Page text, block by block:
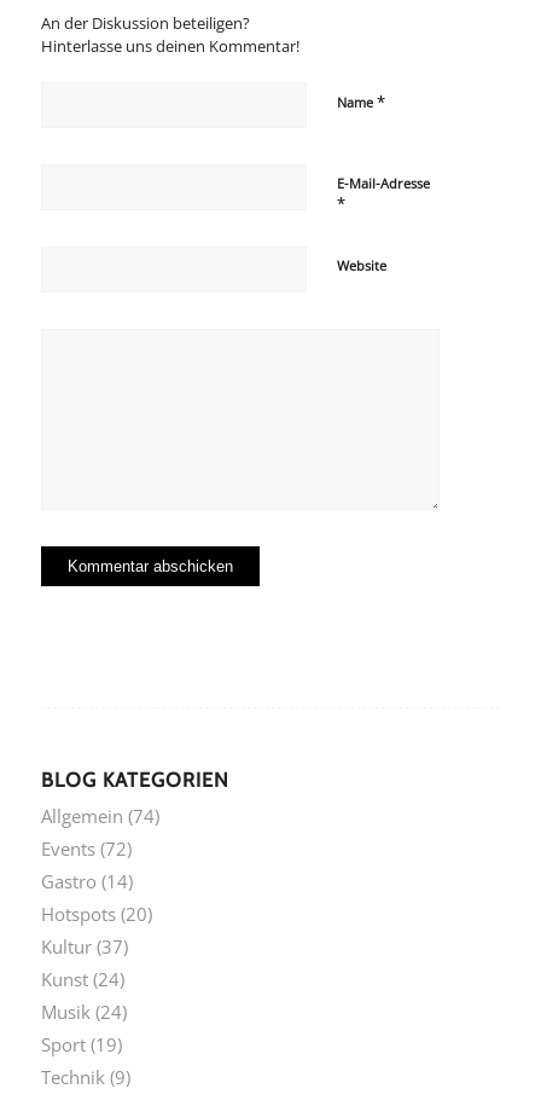
An der Diskussion beteiligen?
Hinterlasse uns deinen Kommentar!
Name *
E-Mail-Adresse
*
Website
BLOG KATEGORIEN
Allgemein (74)
Events(72)
Gastro (14)
Hotspots(20)
Kultur(37)
Kunst(24)
Musik (24)
Sport(19)
Technik (9)